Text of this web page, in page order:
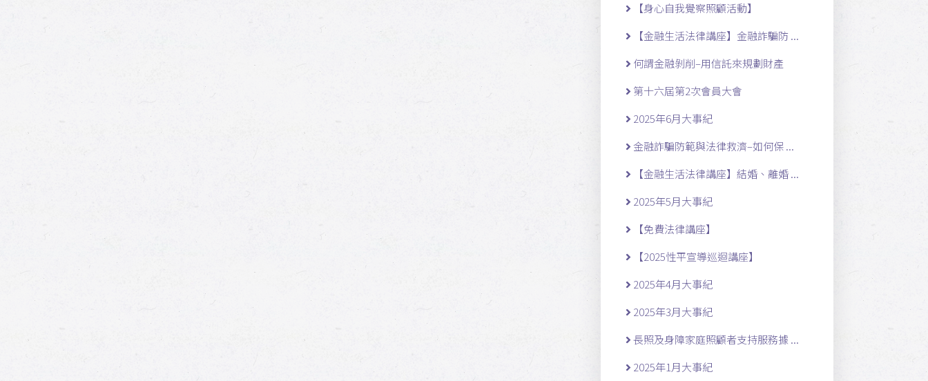
【身心自我覺察照顧活動】
【金融生活法律講座】金融詐騙防 ...
何謂金融剝削–用信託來規劃財產
第十六屆第2次會員大會
2025年6月大事紀
金融詐騙防範與法律救濟–如何保 ...
【金融生活法律講座】結婚、離婚 ...
2025年5月大事紀
【免費法律講座】
【2025性平宣導巡迴講座】
2025年4月大事紀
2025年3月大事紀
長照及身障家庭照顧者支持服務據 ...
2025年1月大事紀